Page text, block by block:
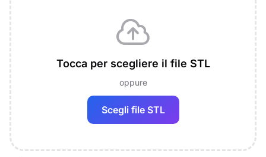
Tocca per scegliere il file STL
oppure
Scegli file STL